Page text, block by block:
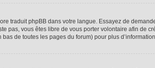
traduit phpBB dans votre langue. Essayez de
pas, vous êtes libre de vous porter volontaire afin de
de toutes les pages du forum) pour plus